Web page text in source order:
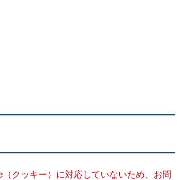
クッキー）に対応していないため、お問